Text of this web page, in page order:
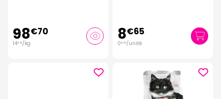
98€70
14€ 10/kg 8€65
0€29/unité